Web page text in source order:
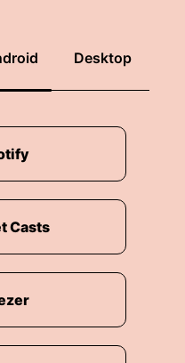
Desktop
Casts